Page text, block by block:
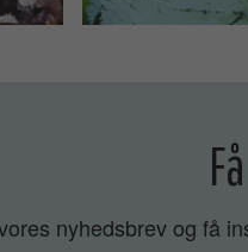
nyhedsbrev og få